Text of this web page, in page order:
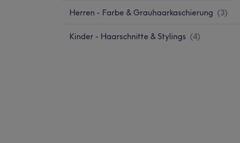
Herren - Farbe & Grauhaarkaschierung (3)
Kinder - Haarschnitte & Stylings (4)